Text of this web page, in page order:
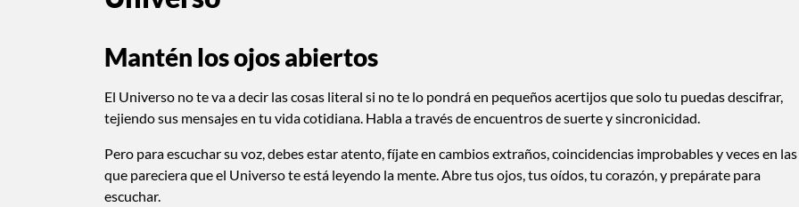
Mantén los ojos abiertos
El Universo no te va a decir las cosas literal si no te lo pondrá en pequeños acertijos que solo tu puedas descifrar,
tejiendo sus mensajes en tu vida cotidiana. Habla a través de encuentros de suerte y sincronicidad.
Pero para escuchar su voz, debes estar atento, fíjate en cambios extraños, coincidencias improbables y veces en las
que pareciera que el Universo te está leyendo la mente. Abre tus ojos, tus oídos, tu corazón, y prepárate para
escuchar.